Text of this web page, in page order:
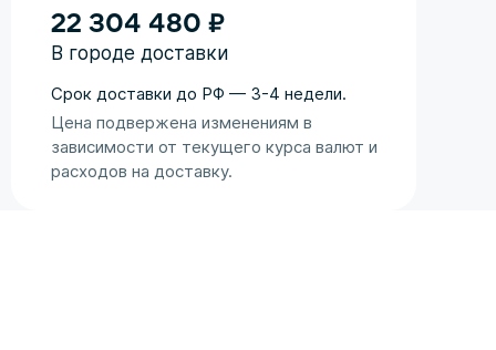
Год
Поколение
Оценка аукциона
22 304 480 ₽
В городе доставки
Срок доставки до РФ — 3-4 недели.
Цена подвержена изменениям в
зависимости от текущего курса валют и
расходов на доставку.